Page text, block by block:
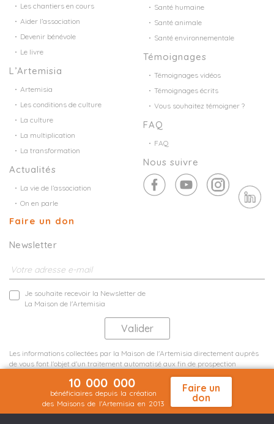
Les chantiers en cours
Aider l’association
Devenir bénévole
Le livre
L’Artemisia
Artemisia
Les conditions de culture
La culture
La multiplication
La transformation
Actualités
La vie de l’association
On en parle
Faire un don
Santé humaine
Santé animale
Santé environnementale
Témoignages
Témoignages vidéos
Témoignages écrits
Vous souhaitez témoigner ?
FAQ
FAQ
Nous suivre
Newsletter
Je souhaite recevoir la Newsletter de
La Maison de l'Artemisia
Les informations collectées par la Maison de l'Artemisia directement auprès
de vous font l'objet d'un traitement automatisé aux fin de prospection
10 000 000
bénéficiaires depuis la création
des Maisons de l'Artemisia en 2013
Faire un
don